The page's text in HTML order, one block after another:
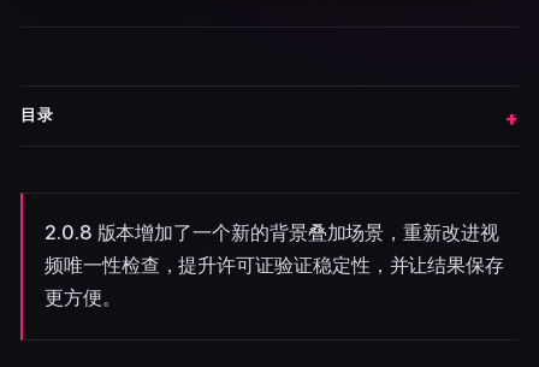
目录
2.0.8 版本增加了一个新的背景叠加场景，重新改进视
频唯一性检查，提升许可证验证稳定性，并让结果保存
更方便。